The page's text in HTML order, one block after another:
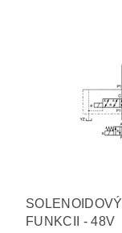
FUNKCII - 48V